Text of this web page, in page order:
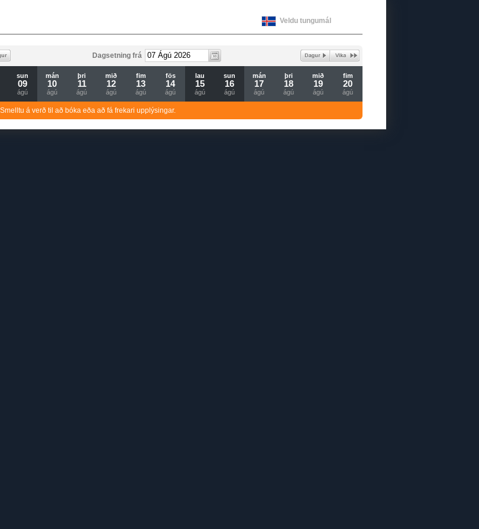
Veldu tungumál
Dagsetning frá
sun
09
ágú
mán
10
ágú
þri
11
ágú
mið
12
ágú
fim
13
ágú
fös
14
ágú
lau
15
ágú
sun
16
ágú
mán
17
ágú
þri
18
ágú
mið
19
ágú
fim
20
ágú
Smelltu á verð til að bóka eða að fá frekari upplýsingar.